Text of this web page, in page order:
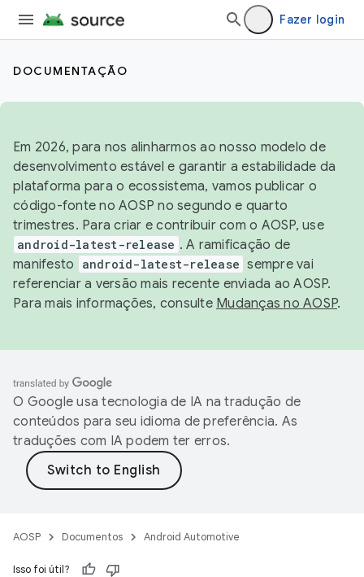
Fazer login
DOCUMENTAÇÃO
Em 2026, para nos alinharmos ao nosso modelo de
desenvolvimento estável e garantir a estabilidade da
plataforma para o ecossistema, vamos publicar o
código-fonte no AOSP no segundo e quarto
trimestres. Para criar e contribuir com o AOSP, use
android-latest-release . A ramificação de
manifesto
android-latest-release sempre vai
referenciar a versão mais recente enviada ao AOSP.
Para mais informações, consulte Mudanças no AOSP.
O Google usa tecnologia de IA na tradução de
conteúdos para seu idioma de preferência. As
traduções com IA podem ter erros.
AOSP Documentos Android Automotive
Isso foi útil?